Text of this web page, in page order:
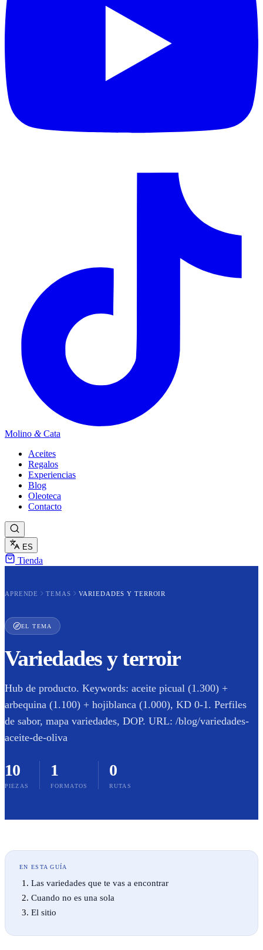
Molino &Cata
Aceites
Regalos
Experiencias
Blog
Oleoteca
Contacto
ES
Tienda
APRENDE TEMAS VARIEDADES Y TERROIR
EL TEMA
Variedades y terroir
Hub de producto. Keywords: aceite picual (1.300) +
arbequina (1.100) + hojiblanca (1.000), KD 0-1. Perfiles
de sabor, mapa variedades, DOP. URL: /blog/variedades-
aceite-de-oliva
10
PIEZAS
1
FORMATOS
0
RUTAS
EN ESTA GUÍA
Las variedades que te vas a encontrar
Cuando no es una sola
El sitio